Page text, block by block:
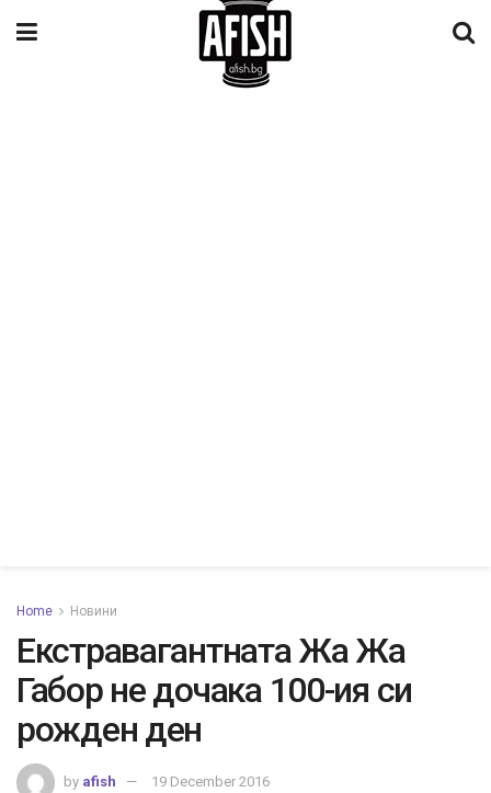
Home Новини
Екстравагантната Жа Жа
Габор не дочака 100-ия си
рожден ден
by afish 19 December 2016